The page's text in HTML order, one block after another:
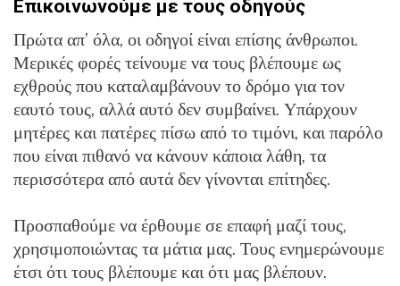
Επικοινωνούμε με τους οδηγούς
Πρώτα απ’ όλα, οι οδηγοί είναι επίσης άνθρωποι.
Μερικές φορές τείνουμε να τους βλέπουμε ως
εχθρούς που καταλαμβάνουν το δρόμο για τον
εαυτό τους, αλλά αυτό δεν συμβαίνει. Υπάρχουν
μητέρες και πατέρες πίσω από το τιμόνι, και παρόλο
που είναι πιθανό να κάνουν κάποια λάθη, τα
περισσότερα από αυτά δεν γίνονται επίτηδες.
Προσπαθούμε να έρθουμε σε επαφή μαζί τους,
χρησιμοποιώντας τα μάτια μας. Τους ενημερώνουμε
έτσι ότι τους βλέπουμε και ότι μας βλέπουν.